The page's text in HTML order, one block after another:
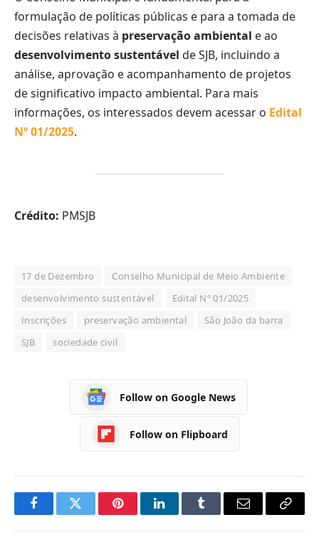
formulação de políticas públicas e para a tomada de
decisões relativas à preservação ambiental e ao
desenvolvimento sustentável de SJB, incluindo a
análise, aprovação e acompanhamento de projetos
de significativo impacto ambiental. Para mais
informações, os interessados devem acessar o Edital
Nº 01/2025.
Crédito: PMSJB
17 de Dezembro
Conselho Municipal de Meio Ambiente
desenvolvimento sustentável
Edital Nº 01/2025
Inscrições
preservação ambiental
São João da barra
SJB
sociedade civil
Follow on Google News
Follow on Flipboard
FacebookTwitter PinterestLinkedInTumblr Email
Copy